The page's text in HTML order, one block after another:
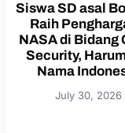
Siswa SD asal
Raih
NASA di Bidang
Security,
Nama
July 30, 2026